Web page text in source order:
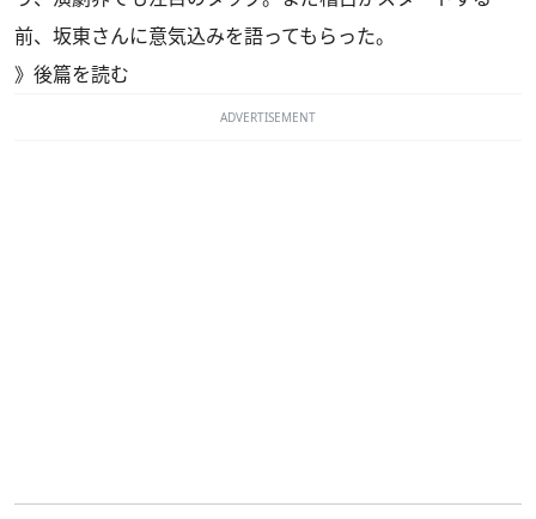
前、坂東さんに意気込みを語ってもらった。
》 後篇を読む
ADVERTISEMENT